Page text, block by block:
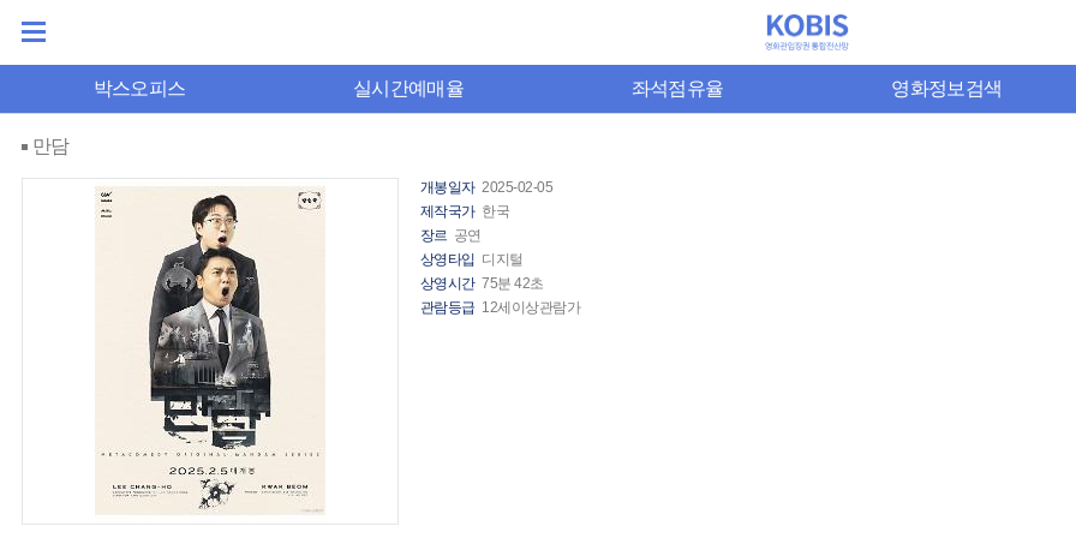
박스오피스 실시간예매율 좌석점유율 영화정보검색
만담
개봉일자 2025-02-05
제작국가 한국
장르 공연
상영타입 디지털
상영시간 75분 42초
관람등급 12세이상관람가